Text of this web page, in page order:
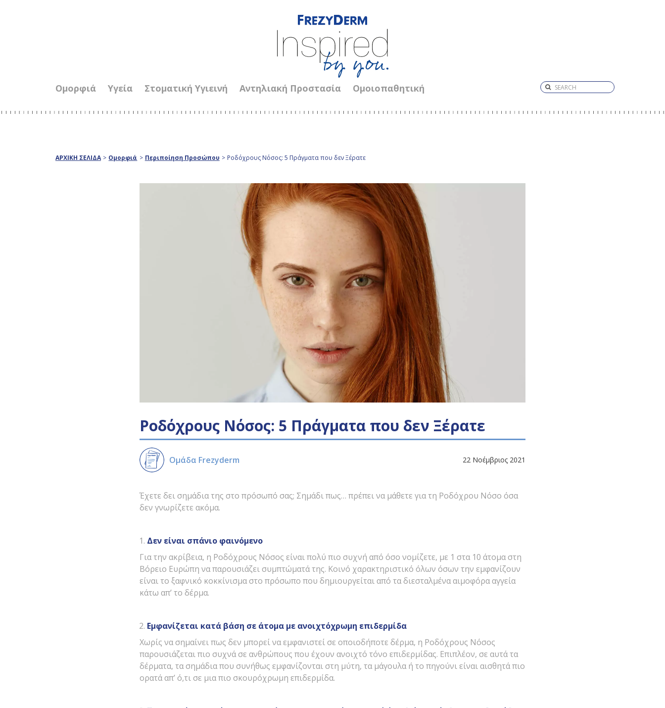
Ομορφιά Υγεία Στοματική Υγιεινή Αντηλιακή Προστασία Ομοιοπαθητική
ΑΡΧΙΚΗ ΣΕΛΙΔΑ > Ομορφιά > Περιποίηση Προσώπου > Ροδόχρους Νόσος: 5 Πράγματα που δεν Ξέρατε
Ροδόχρους Νόσος: 5 Πράγματα που δεν Ξέρατε
Ομάδα Frezyderm 22 Νοέμβριος 2021
Έχετε δει σημάδια της στο πρόσωπό σας; Σημάδι πως… πρέπει να μάθετε για τη Ροδόχρου Νόσο όσα
δεν γνωρίζετε ακόμα.
Δεν είναι σπάνιο φαινόμενο
Για την ακρίβεια, η Ροδόχρους Νόσος είναι πολύ πιο συχνή από όσο νομίζετε, με 1 στα 10 άτομα στη
Βόρειο Ευρώπη να παρουσιάζει συμπτώματά της. Κοινό χαρακτηριστικό όλων όσων την εμφανίζουν
είναι το ξαφνικό κοκκίνισμα στο πρόσωπο που δημιουργείται από τα διεσταλμένα αιμοφόρα αγγεία
κάτω απ’ το δέρμα.
Εμφανίζεται κατά βάση σε άτομα με ανοιχτόχρωμη επιδερμίδα
Χωρίς να σημαίνει πως δεν μπορεί να εμφανιστεί σε οποιοδήποτε δέρμα, η Ροδόχρους Νόσος
παρουσιάζεται πιο συχνά σε ανθρώπους που έχουν ανοιχτό τόνο επιδερμίδας. Επιπλέον, σε αυτά τα
δέρματα, τα σημάδια που συνήθως εμφανίζονται στη μύτη, τα μάγουλα ή το πηγούνι είναι αισθητά πιο
ορατά απ’ ό,τι σε μια πιο σκουρόχρωμη επιδερμίδα.